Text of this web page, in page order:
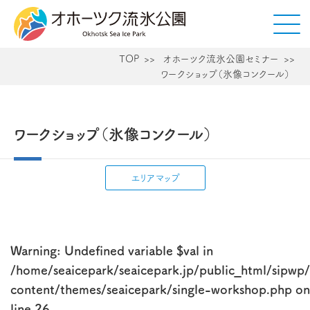
TOP
オホーツク流氷公園セミナー
ワークショップ（氷像コンクール）
ワークショップ（氷像コンクール）
エリアマップ
Warning: Undefined variable $val in
/home/seaicepark/seaicepark.jp/public_html/
content/themes/seaicepark/single-workshop.php on